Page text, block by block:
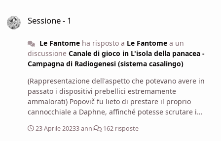
Sessione - 1
Le Fantomeha risposto a Le Fantomea un
discussione Canale di gioco in L'isola della panacea -
Campagna di Radiogenesi (sistema casalingo)
(Rappresentazione dell'aspetto che potevano avere in
passato i dispositivi prebellici estremamente
ammalorati) Popovič fu lieto di prestare il proprio
cannocchiale a Daphne, affinché potesse scrutare i
a quanto fosse solida la balconata prima di uscire.
23 Aprile 20233 anni 162 risposte